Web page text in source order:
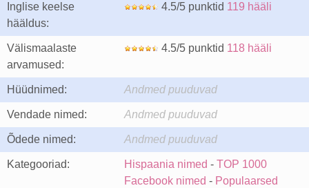
Inglise keelse
hääldus:
4.5/5 punktid 119 hääli
Välismaalaste
arvamused:
4.5/5 punktid 118 hääli
Hüüdnimed: Andmed puuduvad
Vendade nimed: Andmed puuduvad
Õdede nimed: Andmed puuduvad
Kategooriad: Hispaania nimed - TOP 1000
Facebook nimed - Populaarsed